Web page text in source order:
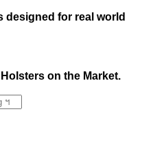
designed for real world
on the Market.